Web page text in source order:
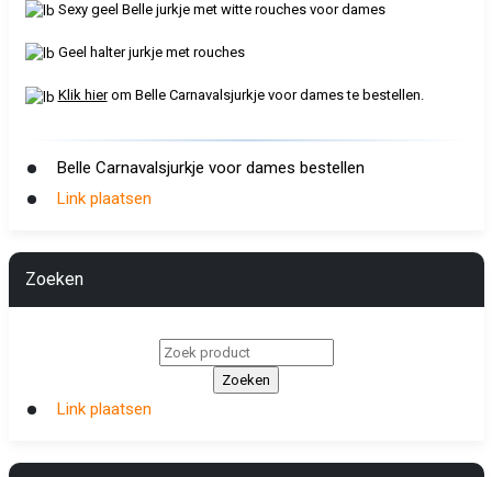
Sexy geel Belle jurkje met witte rouches voor dames
Geel halter jurkje met rouches
Klik hierom Belle Carnavalsjurkje voor dames te bestellen.
Belle Carnavalsjurkje voor dames bestellen
Link plaatsen
Zoeken
Link plaatsen